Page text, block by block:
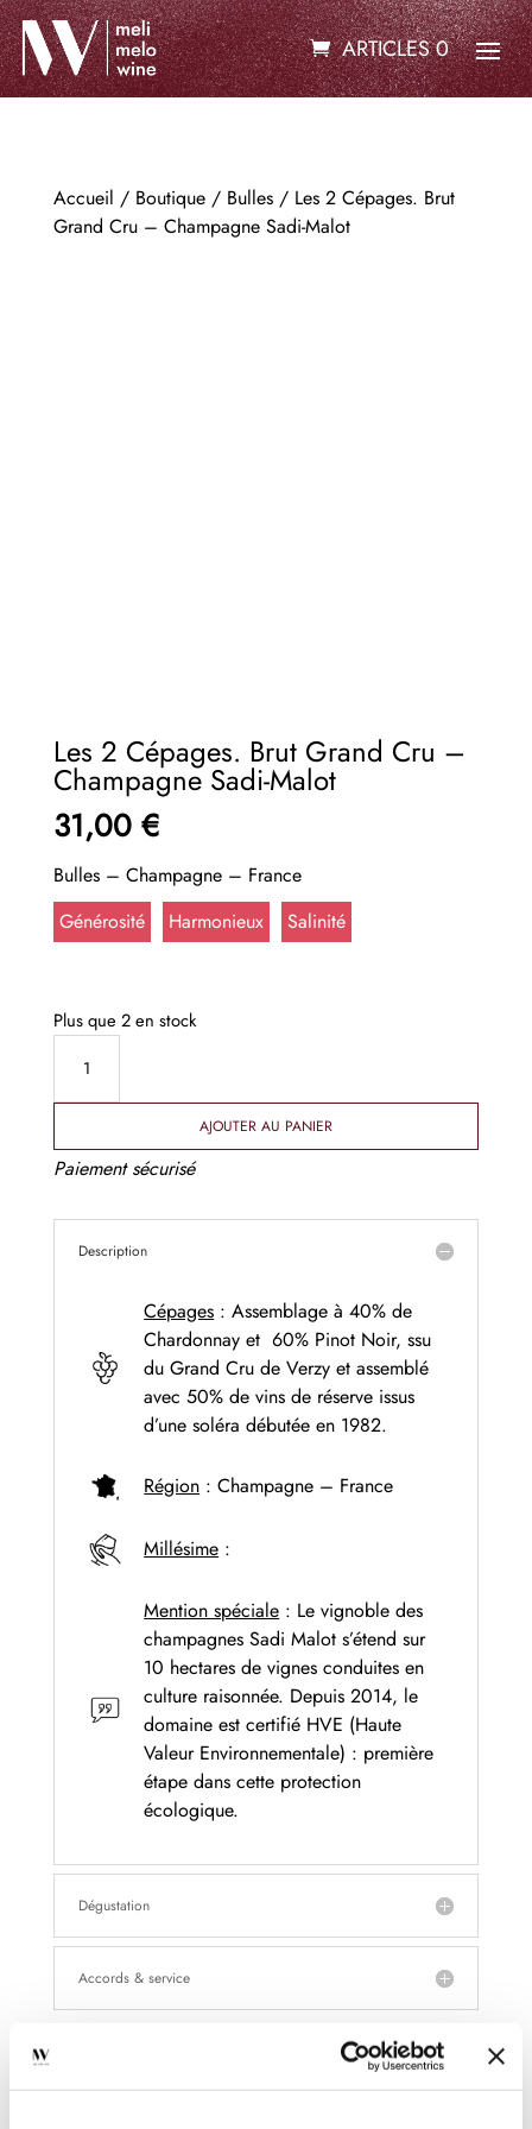
ARTICLES 0
Accueil / Boutique/ Bulles/ Les 2 Cépages. Brut
Grand Cru – Champagne Sadi-Malot
Les 2 Cépages. Brut Grand Cru –
Champagne Sadi-Malot
31,00 €
Bulles – Champagne – France
Générosité
Harmonieux Salinité
Plus que 2 en stock
Les
Cépages.
Grand
Cru
Champagne
Malot
AJOUTER AU PANIER
Paiement sécurisé
Description
Cépages : Assemblage à 40% de
Chardonnay et 60% Pinot Noir, ssu
du Grand Cru de Verzy et assemblé
avec 50% de vins de réserve issus
d’une soléra débutée en 1982.
Région : Champagne – France
Millésime :
Mention spéciale : Le vignoble des
champagnes Sadi Malot s’étend sur
10 hectares de vignes conduites en
culture raisonnée. Depuis 2014, le
domaine est certifié HVE (Haute
Valeur Environnementale) : première
étape dans cette protection
écologique.
Dégustation
Accords & service
Cépages. Brut Grand Cru – Champagne Sadi-Malot”
Votre adresse e-mail ne sera pas publiée. Les champs